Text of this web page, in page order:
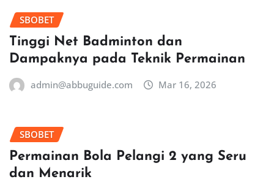
SBOBET
Tinggi Net Badminton dan
Dampaknya pada Teknik Permainan
admin@abbuguide.com Mar 16, 2026
SBOBET
Permainan Bola Pelangi 2 yang Seru
dan Menarik